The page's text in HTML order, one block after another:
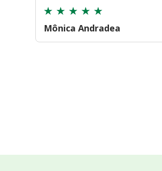
Mônica Andradea